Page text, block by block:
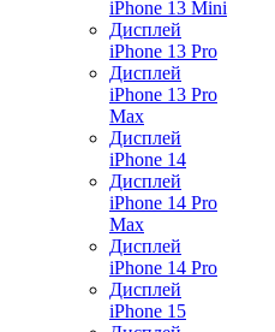
iPhone 13 Mini
Дисплей
iPhone 13 Pro
Дисплей
iPhone 13 Pro
Max
Дисплей
iPhone 14
Дисплей
iPhone 14 Pro
Max
Дисплей
iPhone 14 Pro
Дисплей
iPhone 15